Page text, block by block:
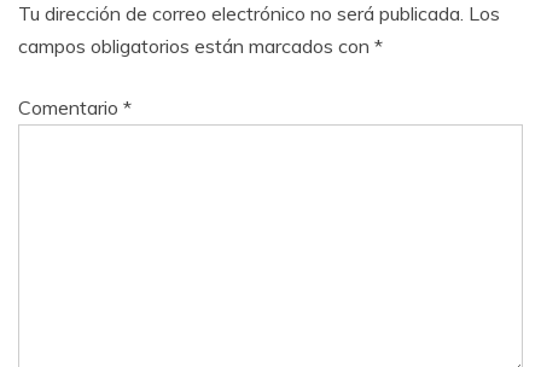
Tu dirección de correo electrónico no será publicada. Los
campos obligatorios están marcados con *
Comentario *